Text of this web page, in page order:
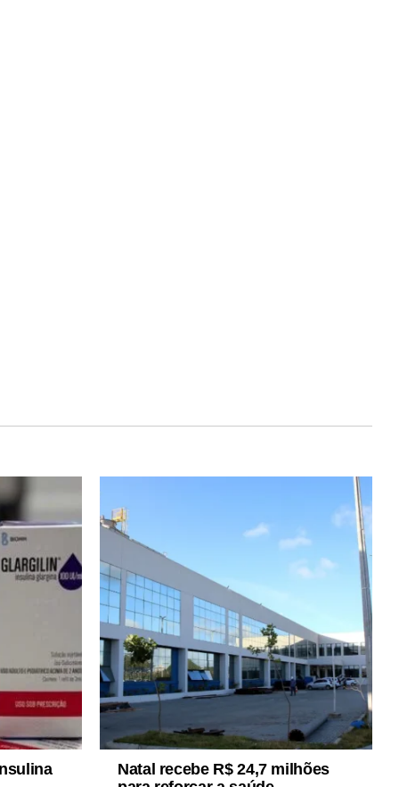
Natal recebe R$ 24,7 milhões